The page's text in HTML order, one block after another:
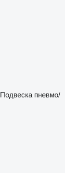
Подвеска пневмо/